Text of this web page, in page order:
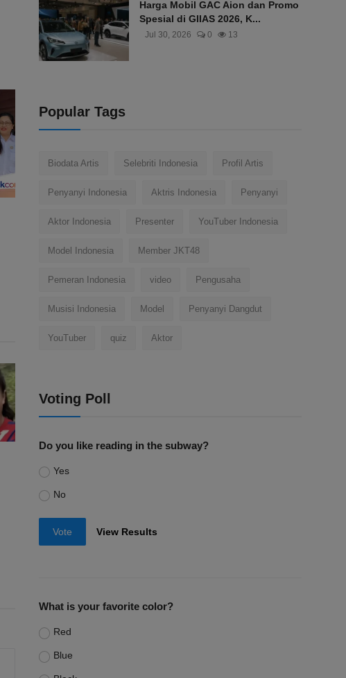
Harga Mobil GAC Aion dan Promo
Spesial di GIIAS 2026, K...
Jul 30, 2026 0 13
Popular Tags
Biodata Artis Selebriti Indonesia Profil Artis
Penyanyi Indonesia Aktris Indonesia Penyanyi
Aktor Indonesia Presenter YouTuber Indonesia
Model Indonesia Member JKT48
Pemeran Indonesia video Pengusaha
Musisi Indonesia Model Penyanyi Dangdut
YouTuber quiz Aktor
Voting Poll
Do you like reading in the subway?
Yes
No
Vote View Results
What is your favorite color?
Red
Blue